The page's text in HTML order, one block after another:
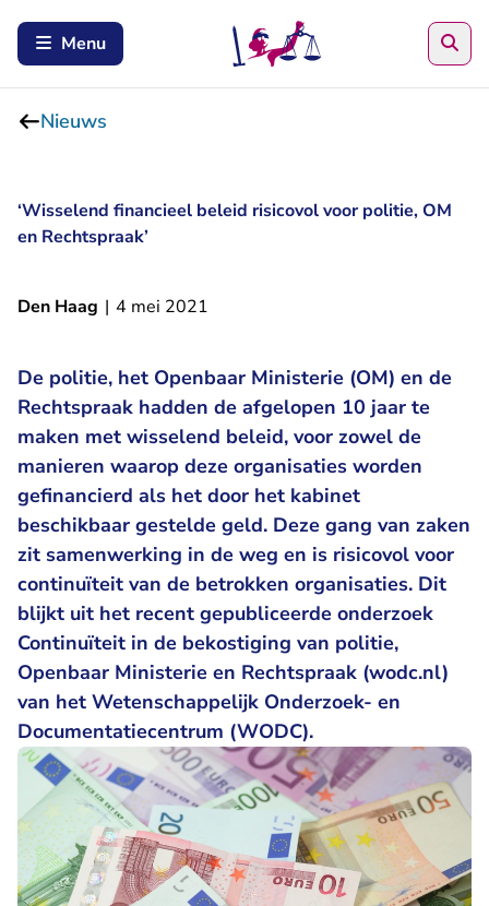
Menu
Nieuws
‘Wisselend financieel beleid risicovol voor politie, OM
en Rechtspraak’
Den Haag | 4 mei 2021
De politie, het Openbaar Ministerie (OM) en de
Rechtspraak hadden de afgelopen 10 jaar te
maken met wisselend beleid, voor zowel de
manieren waarop deze organisaties worden
gefinancierd als het door het kabinet
beschikbaar gestelde geld. Deze gang van zaken
zit samenwerking in de weg en is risicovol voor
continuïteit van de betrokken organisaties. Dit
blijkt uit het recent gepubliceerde onderzoek
Continuïteit in de bekostiging van politie,
Openbaar Ministerie en Rechtspraak (wodc.nl)
van het Wetenschappelijk Onderzoek- en
Documentatiecentrum (WODC).